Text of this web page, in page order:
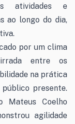
atividades e
ao longo do dia,
por um clima
entre os
na prática
presente.
Mateus Coelho
agilidade